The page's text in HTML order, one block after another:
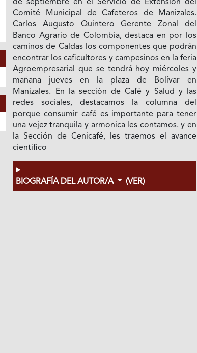
de septiembre en el Servicio de Extensión del
Comité Municipal de Cafeteros de Manizales.
Carlos Augusto Quintero Gerente Zonal del
Banco Agrario de Colombia, destaca en por los
caminos de Caldas los componentes que podrán
encontrar los caficultores y campesinos en la feria
Agroempresarial que se tendrá hoy miércoles y
mañana jueves en la plaza de Bolívar en
Manizales. En la sección de Café y Salud y las
redes sociales, destacamos la columna del
porque consumir café es importante para tener
una vejez tranquila y armonica les contamos. y en
la Sección de Cenicafé, les traemos el avance
cientifico
BIOGRAFÍA DEL AUTOR/A (VER)